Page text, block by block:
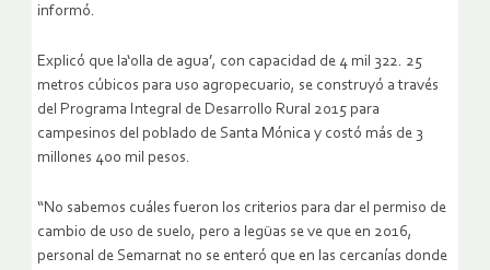
informó.
Explicó que la‘olla de agua’, con capacidad de 4 mil 322. 25
metros cúbicos para uso agropecuario, se construyó a través
del Programa Integral de Desarrollo Rural 2015 para
campesinos del poblado de Santa Mónica y costó más de 3
millones 400 mil pesos.
“No sabemos cuáles fueron los criterios para dar el permiso de
cambio de uso de suelo, pero a legüas se ve que en 2016,
personal de Semarnat no se enteró que en las cercanías donde